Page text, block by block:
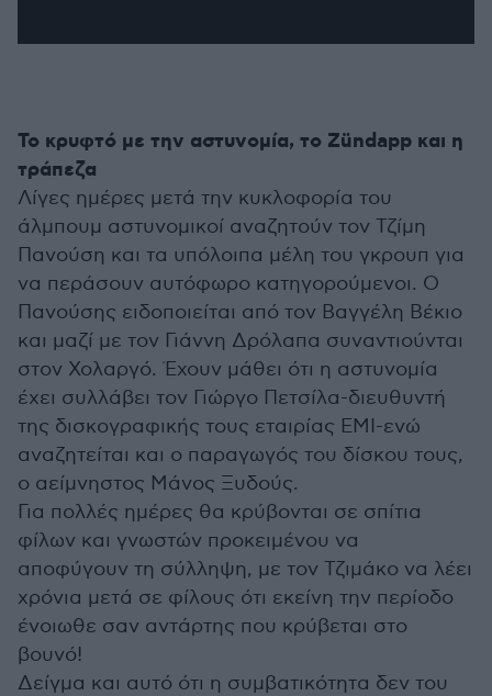
Το κρυφτό με την αστυνομία, το Zündapp και η
τράπεζα
Λίγες ημέρες μετά την κυκλοφορία του
άλμπουμ αστυνομικοί αναζητούν τον Τζίμη
Πανούση και τα υπόλοιπα μέλη του γκρουπ για
να περάσουν αυτόφωρο κατηγορούμενοι. Ο
Πανούσης ειδοποιείται από τον Βαγγέλη Βέκιο
και μαζί με τον Γιάννη Δρόλαπα συναντιούνται
στον Χολαργό. Έχουν μάθει ότι η αστυνομία
έχει συλλάβει τον Γιώργο Πετσίλα-διευθυντή
της δισκογραφικής τους εταιρίας ΕΜΙ-ενώ
αναζητείται και ο παραγωγός του δίσκου τους,
ο αείμνηστος Μάνος Ξυδούς.
Για πολλές ημέρες θα κρύβονται σε σπίτια
φίλων και γνωστών προκειμένου να
αποφύγουν τη σύλληψη, με τον Τζιμάκο να λέει
χρόνια μετά σε φίλους ότι εκείνη την περίοδο
ένοιωθε σαν αντάρτης που κρύβεται στο
βουνό!
Δείγμα και αυτό ότι η συμβατικότητα δεν του